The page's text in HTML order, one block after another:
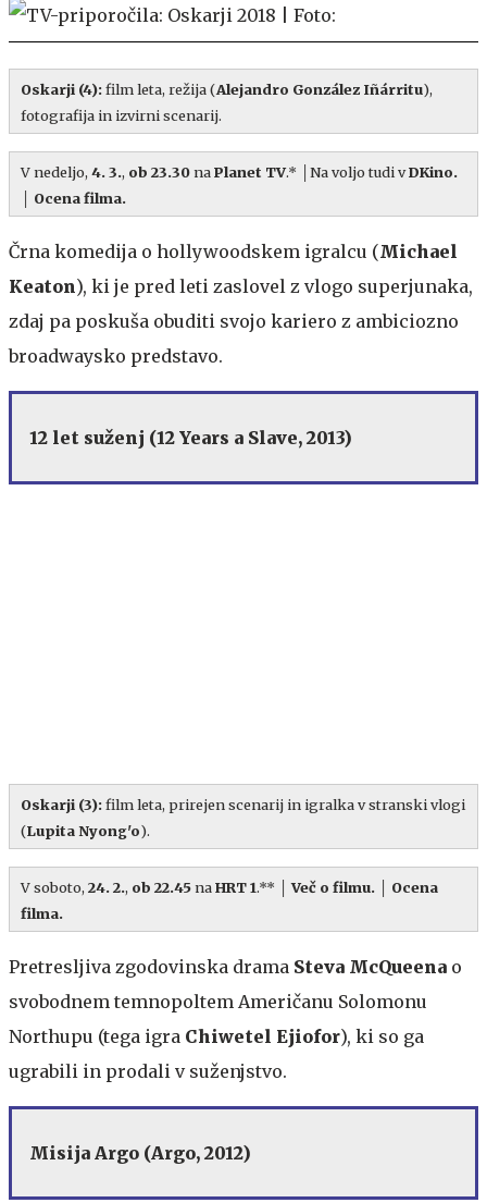
Oskarji (4):film leta, režija (Alejandro González Iñárritu),
fotografija in izvirni scenarij.
V nedeljo, 4. 3., ob 23.30naPlanet TV.* │Na voljo tudivDKino.
Ocena filma.
Črna komedija o hollywoodskem igralcu (Michael
Keaton), ki je pred leti zaslovel z vlogo superjunaka,
zdaj pa poskuša obuditi svojo kariero z ambiciozno
broadwaysko predstavo.
12 let suženj (12 Years a Slave, 2013)
Oskarji (3):film leta, prirejen scenarij in igralka v stranski vlogi
(Lupita Nyong'o).
V soboto, 24. 2., ob 22.45naHRT 1.** │Več o filmu.
Ocena
filma.
Pretresljiva zgodovinska drama Steva McQueena o
svobodnem temnopoltem Američanu Solomonu
Northupu (tega igra Chiwetel Ejiofor), ki so ga
ugrabili in prodali v suženjstvo.
Misija Argo (Argo, 2012)